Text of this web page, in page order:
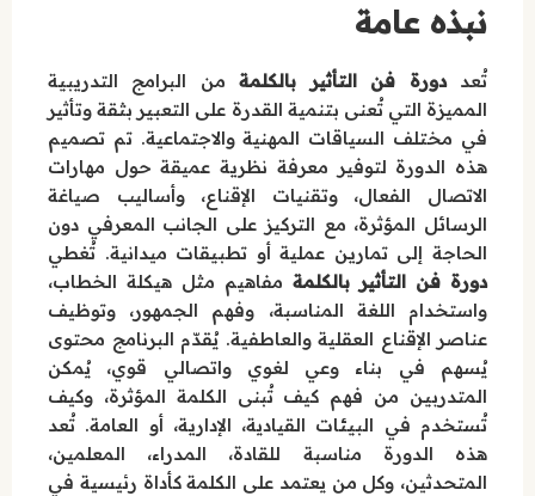
نبذه عامة
تُعددورة فن التأثير بالكلمةمن البرامج التدريبية
المميزة التي تُعنى بتنمية القدرة على التعبير بثقة وتأثير
في مختلف السياقات المهنية والاجتماعية. تم تصميم
هذه الدورة لتوفير معرفة نظرية عميقة حول مهارات
الاتصال الفعال، وتقنيات الإقناع، وأساليب صياغة
الرسائل المؤثرة، مع التركيز على الجانب المعرفي دون
الحاجة إلى تمارين عملية أو تطبيقات ميدانية. تُغطي
دورة فن التأثير بالكلمة مفاهيم مثل هيكلة الخطاب،
واستخدام اللغة المناسبة، وفهم الجمهور، وتوظيف
عناصر الإقناع العقلية والعاطفية. يُقدّم البرنامج محتوى
يُسهم في بناء وعي لغوي واتصالي قوي، يُمكن
المتدربين من فهم كيف تُبنى الكلمة المؤثرة، وكيف
تُستخدم في البيئات القيادية، الإدارية، أو العامة. تُعد
هذه الدورة مناسبة للقادة، المدراء، المعلمين،
المتحدثين، وكل من يعتمد على الكلمة كأداة رئيسية في